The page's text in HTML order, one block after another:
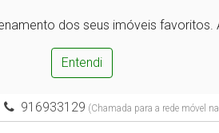
dos seus imóveis
Entendi
916933129 (Chamada para a rede móvel